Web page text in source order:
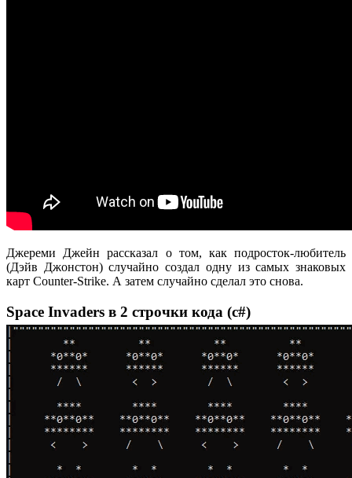
Джереми Джейн рассказал о том, как подросток-любитель
(Дэйв Джонстон) случайно создал одну из самых знаковых
карт Counter-Strike. А затем случайно сделал это снова.
Space Invaders в 2 строчки кода (c#)